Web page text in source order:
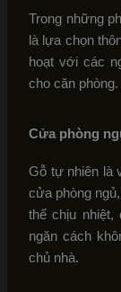
Trong những
là lựa chọn
hoạt với các
cho căn phòng.
Cửa phòng
Gỗ tự nhiên là
cửa phòng
thể chịu
ngăn cách
chủ nhà.